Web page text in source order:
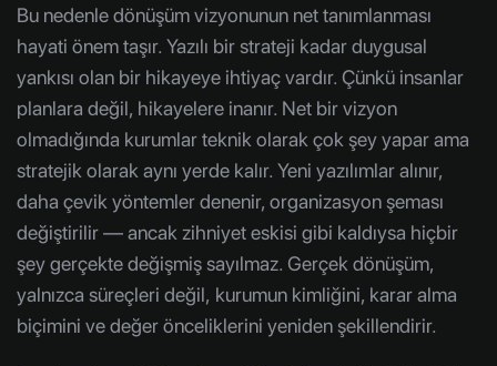
Bu nedenle dönüşüm vizyonunun net tanımlanması
hayati önem taşır. Yazılı bir strateji kadar duygusal
yankısı olan bir hikayeye ihtiyaç vardır. Çünkü insanlar
planlara değil, hikayelere inanır. Net bir vizyon
olmadığında kurumlar teknik olarak çok şey yapar ama
stratejik olarak aynı yerde kalır. Yeni yazılımlar alınır,
daha çevik yöntemler denenir, organizasyon şeması
değiştirilir — ancak zihniyet eskisi gibi kaldıysa hiçbir
şey gerçekte değişmiş sayılmaz. Gerçek dönüşüm,
yalnızca süreçleri değil, kurumun kimliğini, karar alma
biçimini ve değer önceliklerini yeniden şekillendirir.